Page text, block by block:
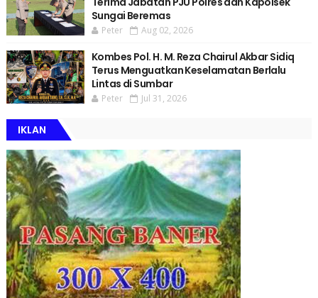
Sungai Beremas
Peter Aug 02, 2026
Kombes Pol. H. M. Reza Chairul Akbar Sidiq
Terus Menguatkan Keselamatan Berlalu
Lintas di Sumbar
Peter Jul 31, 2026
IKLAN